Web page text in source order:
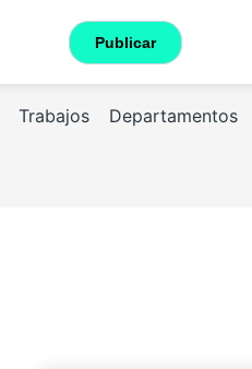
Publicar
Trabajos Departamentos